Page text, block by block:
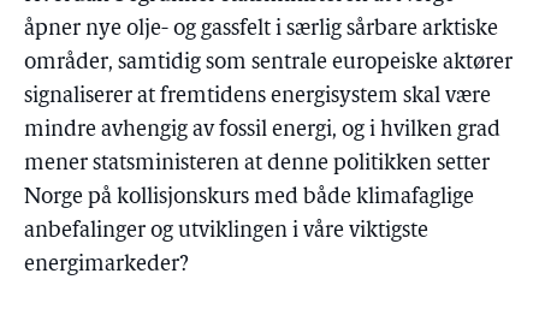
åpner nye olje- og gassfelt i særlig sårbare arktiske
områder, samtidig som sentrale europeiske aktører
signaliserer at fremtidens energisystem skal være
mindre avhengig av fossil energi, og i hvilken grad
mener statsministeren at denne politikken setter
Norge på kollisjonskurs med både klimafaglige
anbefalinger og utviklingen i våre viktigste
energimarkeder?